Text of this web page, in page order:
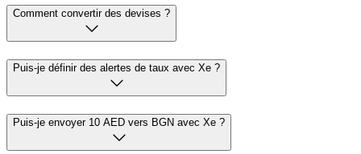
Comment convertir des devises ?
Puis-je définir des alertes de taux avec Xe ?
Puis-je envoyer 10 AED vers BGN avec Xe ?